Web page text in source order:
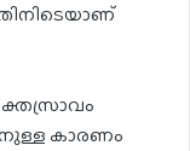
രക്തസ്രാവം
കാരണം